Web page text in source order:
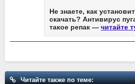
Не знаете, как
скачать? Антивирус
такое репак — читайте
Читайте также по теме: